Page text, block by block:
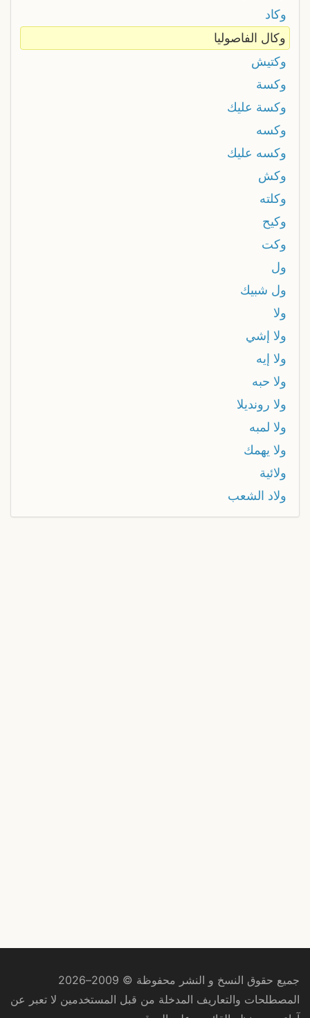
وكاد
وكال الفاصوليا
وكتيش
وكسة
وكسة عليك
وكسه
وكسه عليك
وكش
وكلته
وكيح
وکت
ول
ول شبيك
ولا
ولا إشي
ولا إيه
ولا حبه
ولا رونديلا
ولا لمبه
ولا يهمك
ولائية
ولاد الشعب
جميع حقوق النسخ و النشر محفوظة © 2009–2026
المصطلحات والتعاريف المدخلة من قبل المستخدمين لا تعبر عن